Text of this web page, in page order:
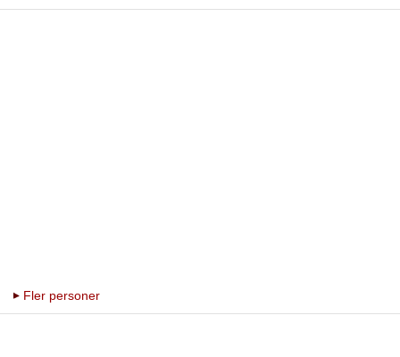
Fler personer